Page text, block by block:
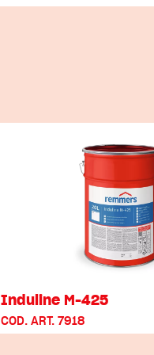
Induline M-425
COD. ART. 7918